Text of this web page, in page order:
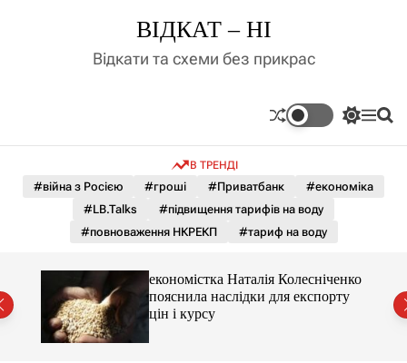
д
у
ВІДКАТ – НІ
Відкати та схеми без прикрас
П
м
к
а
о
л
ь
М П
В ТРЕНДІ
#війна з Росією #гроші #Приватбанк
#економіка
#LB.Talks
#підвищення тарифів на воду
#повноваження НКРЕКП
#тариф на воду
економістка Наталія Колесніченко
пояснила наслідки для експорту
цін і курсу